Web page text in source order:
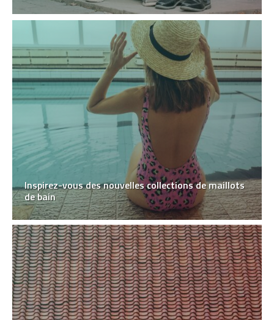
Inspirez-vous des nouvelles collections de maillots
de bain